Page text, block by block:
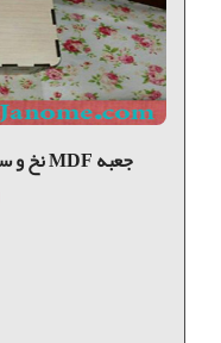
جعبه MDF نخ و سوزن و قیچی عروس مدل روناک